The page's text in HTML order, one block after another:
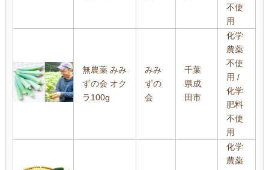
不使
用
無農薬 みみ
ずの会 オク
ラ100g
みみ
ずの
会
千葉
県成
田市
化学
農薬
不使
用 /
化学
肥料
不使
用
化学
農薬